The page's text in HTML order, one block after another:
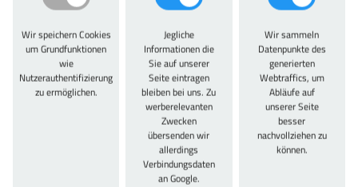
Werkzeugschränke mit Flügeltür
ab 519,00 €
Wir speichern Cookies
um Grundfunktionen
wie
Nutzerauthentifizierung
zu ermöglichen.
Jegliche
Informationen die
Sie auf unserer
Seite eintragen
bleiben bei uns. Zu
werberelevanten
Zwecken
übersenden wir
allerdings
Verbindungsdaten
an Google.
Wir sammeln
Datenpunkte des
generierten
Webtraffics, um
Abläufe auf
unserer Seite
besser
nachvollziehen zu
können.